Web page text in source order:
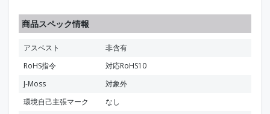
商品スペック情報
アスベスト
非含有
RoHS指令
対応RoHS10
J-Moss
対象外
環境自己主張マーク
なし